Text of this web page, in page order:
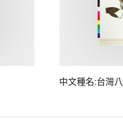
中文種名:台灣